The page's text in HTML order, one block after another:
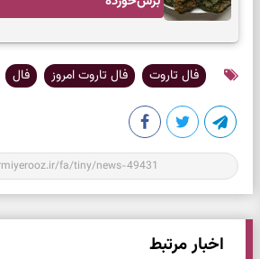
فال تاروت فال تاروت امروز فال
اخبار مرتبط